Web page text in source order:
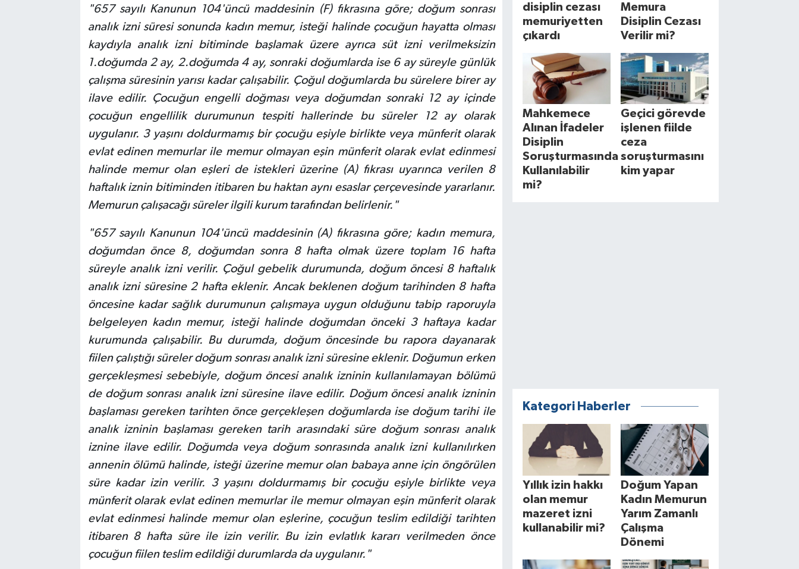
"657 sayılı Kanunun 104'üncü maddesinin (F) fıkrasına göre; doğum sonrası
analık izni süresi sonunda kadın memur, isteği halinde çocuğun hayatta olması
kaydıyla analık izni bitiminde başlamak üzere ayrıca süt izni verilmeksizin
1.doğumda 2 ay, 2.doğumda 4 ay, sonraki doğumlarda ise 6 ay süreyle günlük
çalışma süresinin yarısı kadar çalışabilir. Çoğul doğumlarda bu sürelere birer ay
ilave edilir. Çocuğun engelli doğması veya doğumdan sonraki 12 ay içinde
çocuğun engellilik durumunun tespiti hallerinde bu süreler 12 ay olarak
uygulanır. 3 yaşını doldurmamış bir çocuğu eşiyle birlikte veya münferit olarak
evlat edinen memurlar ile memur olmayan eşin münferit olarak evlat edinmesi
halinde memur olan eşleri de istekleri üzerine (A) fıkrası uyarınca verilen 8
haftalık iznin bitiminden itibaren bu haktan aynı esaslar çerçevesinde yararlanır.
Memurun çalışacağı süreler ilgili kurum tarafından belirlenir."
"657 sayılı Kanunun 104'üncü maddesinin (A) fıkrasına göre; kadın memura,
doğumdan önce 8, doğumdan sonra 8 hafta olmak üzere toplam 16 hafta
süreyle analık izni verilir. Çoğul gebelik durumunda, doğum öncesi 8 haftalık
analık izni süresine 2 hafta eklenir. Ancak beklenen doğum tarihinden 8 hafta
öncesine kadar sağlık durumunun çalışmaya uygun olduğunu tabip raporuyla
belgeleyen kadın memur, isteği halinde doğumdan önceki 3 haftaya kadar
kurumunda çalışabilir. Bu durumda, doğum öncesinde bu rapora dayanarak
fiilen çalıştığı süreler doğum sonrası analık izni süresine eklenir. Doğumun erken
gerçekleşmesi sebebiyle, doğum öncesi analık izninin kullanılamayan bölümü
de doğum sonrası analık izni süresine ilave edilir. Doğum öncesi analık izninin
başlaması gereken tarihten önce gerçekleşen doğumlarda ise doğum tarihi ile
analık izninin başlaması gereken tarih arasındaki süre doğum sonrası analık
iznine ilave edilir. Doğumda veya doğum sonrasında analık izni kullanılırken
annenin ölümü halinde, isteği üzerine memur olan babaya anne için öngörülen
süre kadar izin verilir. 3 yaşını doldurmamış bir çocuğu eşiyle birlikte veya
münferit olarak evlat edinen memurlar ile memur olmayan eşin münferit olarak
evlat edinmesi halinde memur olan eşlerine, çocuğun teslim edildiği tarihten
itibaren 8 hafta süre ile izin verilir. Bu izin evlatlık kararı verilmeden önce
çocuğun fiilen teslim edildiği durumlarda da uygulanır."
disiplin cezası
memuriyetten
çıkardı
Memura
Disiplin Cezası
Verilir mi?
Mahkemece
Alınan İfadeler
Disiplin
Soruşturmasında
Kullanılabilir
mi?
Geçici görevde
işlenen fiilde
ceza
soruşturmasını
kim yapar
Kategori Haberler
Yıllık izin hakkı
olan memur
mazeret izni
kullanabilir mi?
Doğum Yapan
Kadın Memurun
Yarım Zamanlı
Çalışma
Dönemi